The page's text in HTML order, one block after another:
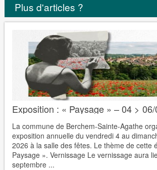
Plus d'articles ?
Exposition : « Paysage » – 04 > 06/
La commune de Berchem-Sainte-Agathe
exposition annuelle du vendredi 4 au
2026 à la salle des fêtes. Le thème de cette
Paysage ». Vernissage Le vernissage aura
septembre ...